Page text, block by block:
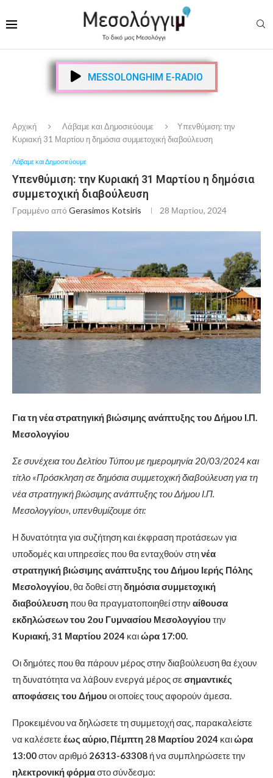
MESSOLONGHIM E-RADIO
Αρχική Λάβαμε και Δημοσιεύουμε
Υπενθύμιση: την
Κυριακή 31 Μαρτίου η δημόσια συμμετοχική διαβούλευση
Λάβαμε και Δημοσιεύουμε
Υπενθύμιση: την Κυριακή 31 Μαρτίου η δημόσια
συμμετοχική διαβούλευση
Γραμμένο από Gerasimos Kotsiris 28 Μαρτίου, 2024
Για τη νέα στρατηγική βιώσιμης ανάπτυξης του Δήμου Ι.Π.
Μεσολογγίου
Σε συνέχεια του Δελτίου Τύπου με ημερομηνία 20/03/2024 και
τίτλο «Πρόσκληση σε δημόσια συμμετοχική διαβούλευση για τη
νέα στρατηγική βιώσιμης ανάπτυξης του Δήμου Ι.Π.
Μεσολογγίου», υπενθυμίζουμε ότι:
Η δυνατότητα για συζήτηση και έκφραση προτάσεων για
υποδομές και υπηρεσίες που θα ενταχθούν στηνέα
στρατηγική βιώσιμης ανάπτυξης του Δήμου Ιερής Πόλης
Μεσολογγίου, θα δοθεί στηδημόσια συμμετοχική
διαβούλευσηπου θα πραγματοποιηθεί στην αίθουσα
εκδηλώσεων του 2ου Γυμνασίου Μεσολογγίου την
Κυριακή, 31 Μαρτίου 2024 καιώρα 17:00.
Οι δημότες που θα πάρουν μέρος στην διαβούλευση θα έχουν
τη δυνατότητα να λάβουν ενεργά μέρος σεσημαντικές
αποφάσεις του Δήμου οι οποίες τους αφορούν άμεσα.
Προκειμένου να δηλώσετε τη συμμετοχή σας, παρακαλείστε
να καλέσετεέως αύριο, Πέμπτη 28 Μαρτίου 2024 καιώρα
13:00στον αριθμό 26313-63308 ή να συμπληρώσετε την
ηλεκτρονική φόρμαστο σύνδεσμο: